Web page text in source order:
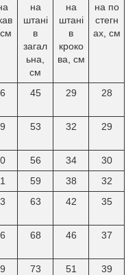
на
штані
в
загал
ьна,
см
на
штані
в
кроко
ва, см
на по
стегн
ах, см
45 29 28
53 32 29
56 34
30
59 38
32
63 42 35
68 46 37
73 51 39